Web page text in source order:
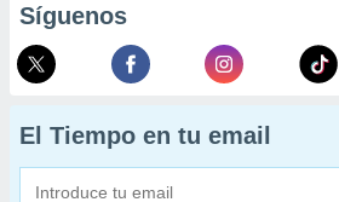
Síguenos
El Tiempo en tu email